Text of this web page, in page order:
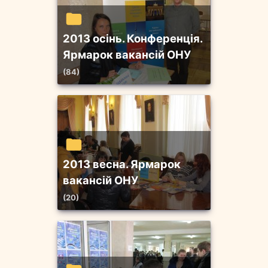
2013 осінь. Конференція.
Ярмарок вакансій ОНУ
(84)
2013 весна. Ярмарок
вакансій ОНУ
(20)